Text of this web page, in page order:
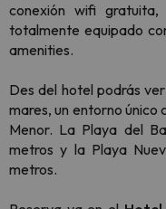
conexión wifi
totalmente equipado
amenities.
Des del hotel podrás
mares, un entorno único
Menor. La Playa del
metros y la Playa
metros.